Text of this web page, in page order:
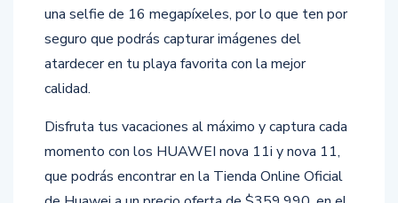
una selfie de 16 megapíxeles, por lo que ten por
seguro que podrás capturar imágenes del
atardecer en tu playa favorita con la mejor
calidad.
Disfruta tus vacaciones al máximo y captura cada
momento con los HUAWEI nova 11i y nova 11,
que podrás encontrar en la Tienda Online Oficial